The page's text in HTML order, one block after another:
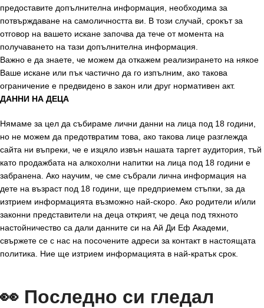
предоставите допълнителна информация, необходима за
потвърждаване на самоличността ви. В този случай, срокът за
отговор на вашето искане започва да тече от момента на
получаването на тази допълнителна информация.
Важно е да знаете, че можем да откажем реализирането на някое
Ваше искане или пък частично да го изпълним, ако такова
ограничение е предвидено в закон или друг нормативен акт.
ДАННИ НА ДЕЦА
Нямаме за цел да събираме лични данни на лица под 18 години,
но не можем да предотвратим това, ако такова лице разглежда
сайта ни въпреки, че е изцяло извън нашата таргет аудитория, тъй
като продажбата на алкохолни напитки на лица под 18 години е
забранена. Ако научим, че сме събрали лична информация на
дете на възраст под 18 години, ще предприемем стъпки, за да
изтрием информацията възможно най-скоро. Ако родители и/или
законни представители на деца открият, че деца под тяхното
настойничество са дали данните си на Ай Ди Еф Академи,
свържете се с нас на посочените адреси за контакт в настоящата
политика. Ние ще изтрием информацията в най-кратък срок.
👀 Последно си гледал